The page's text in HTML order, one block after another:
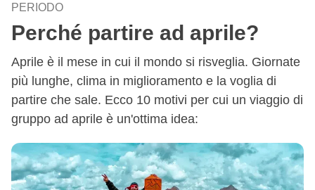
PERIODO
Perché partire ad aprile?
Aprile è il mese in cui il mondo si risveglia. Giornate
più lunghe, clima in miglioramento e la voglia di
partire che sale. Ecco 10 motivi per cui un viaggio di
gruppo ad aprile è un'ottima idea: